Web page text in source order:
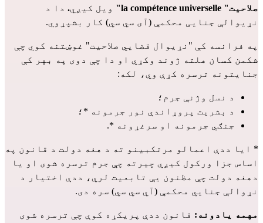
صلاحیت" la compétence universelle"
ویل کیږي. دا د
نړیوالې جنایی محکمې (آی سي سي) کار بشپړوي.
په فرانسه کې "نړیوال قضايي صلاحیت" غوښتنه کوي چې
شکمن کسان هلته ژوند وکړي او دا چې دوی په بهر کې
جنایتونه ترسره کړې وي، لکه:
د نسل وژنې جرم؛
د بشریت پروړاندې نور جرمونه *؛
جنګي جرمونه او سرغړونه *.
* ایا ددې اعمالو مرتکبینو ته د هغه دولت د قانون په
اساس جزا ورکول کیږي چیرته چې جرم ترسره شوی او یا
دهغه دولت چې مظنون یې تابعیت لري، ددې اختیار د
نړوالې جنایي محکمې (آي سي سي) سره دی.
مهمه یادونه: قانون ددې پریکړه کوې چې ترسره شوی